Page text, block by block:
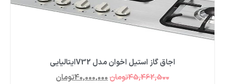
اجاق گاز استیل اخوان مدل V32ایتالیایی
45,462,500تومان40,000,000تومان